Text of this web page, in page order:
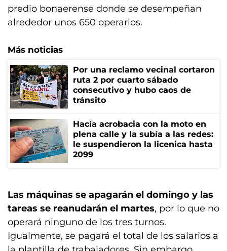
predio bonaerense donde se desempeñan
alrededor unos 650 operarios.
Más noticias
Por una reclamo vecinal cortaron
ruta 2 por cuarto sábado
consecutivo y hubo caos de
tránsito
Hacía acrobacia con la moto en
plena calle y la subía a las redes:
le suspendieron la licenica hasta
2099
Las máquinas se apagarán el domingo y las
tareas se reanudarán el martes, por lo que no
operará ninguno de los tres turnos.
Igualmente, se pagará el total de los salarios a